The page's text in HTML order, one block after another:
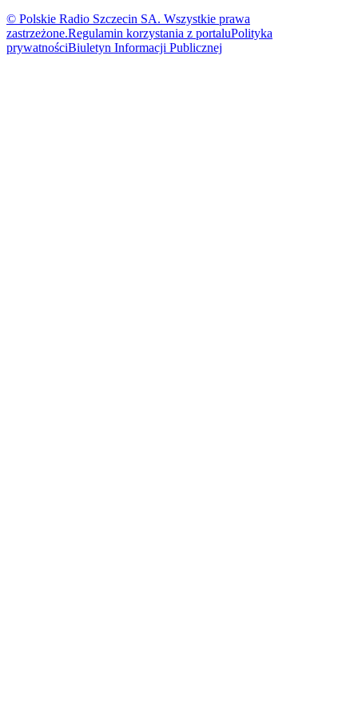
© Polskie Radio Szczecin SA. Wszystkie prawa
zastrzeżone.Regulamin korzystania z portaluPolityka
prywatnościBiuletyn Informacji Publicznej